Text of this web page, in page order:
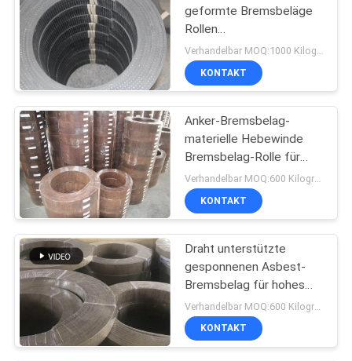
geformte Bremsbeläge
Rollen
Stahlnetzverstärkte
Gummibremsbeläge
KONTAKT
Anker-Bremsbelag-
materielle Hebewinde
Bremsbelag-Rolle für
Zugkraft-Maschinen-
Handkurbel
KONTAKT
Draht unterstützte
gesponnenen Asbest-
Bremsbelag für hohes
Maß des Reibungs-
Feldes
KONTAKT